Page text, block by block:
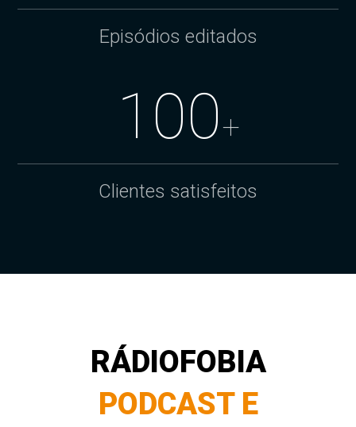
Episódios editados
100+
Clientes satisfeitos
RÁDIOFOBIA
PODCAST E